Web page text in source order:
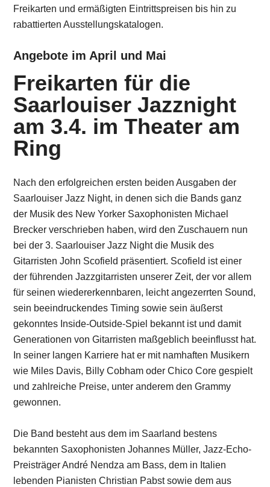
Freikarten und ermäßigten Eintrittspreisen bis hin zu
rabattierten Ausstellungskatalogen.
Angebote im April und Mai
Freikarten für die
Saarlouiser Jazznight
am 3.4. im Theater am
Ring
Nach den erfolgreichen ersten beiden Ausgaben der
Saarlouiser Jazz Night, in denen sich die Bands ganz
der Musik des New Yorker Saxophonisten Michael
Brecker verschrieben haben, wird den Zuschauern nun
bei der 3. Saarlouiser Jazz Night die Musik des
Gitarristen John Scofield präsentiert. Scofield ist einer
der führenden Jazzgitarristen unserer Zeit, der vor allem
für seinen wiedererkennbaren, leicht angezerrten Sound,
sein beeindruckendes Timing sowie sein äußerst
gekonntes Inside-Outside-Spiel bekannt ist und damit
Generationen von Gitarristen maßgeblich beeinflusst hat.
In seiner langen Karriere hat er mit namhaften Musikern
wie Miles Davis, Billy Cobham oder Chico Core gespielt
und zahlreiche Preise, unter anderem den Grammy
gewonnen.
Die Band besteht aus dem im Saarland bestens
bekannten Saxophonisten Johannes Müller, Jazz-Echo-
Preisträger André Nendza am Bass, dem in Italien
lebenden Pianisten Christian Pabst sowie dem aus